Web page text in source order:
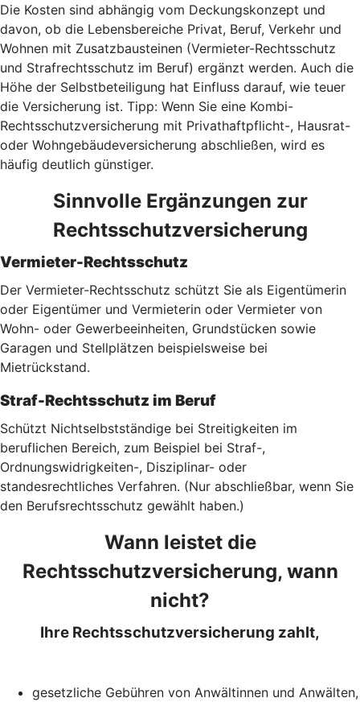
Die Kosten sind abhängig vom Deckungskonzept und
davon, ob die Lebensbereiche Privat, Beruf, Verkehr und
Wohnen mit Zusatzbausteinen (Vermieter-Rechtsschutz
und Strafrechtsschutz im Beruf) ergänzt werden. Auch die
Höhe der Selbstbeteiligung hat Einfluss darauf, wie teuer
die Versicherung ist. Tipp: Wenn Sie eine Kombi-
Rechtsschutzversicherung mit Privathaftpflicht-, Hausrat-
oder Wohngebäudeversicherung abschließen, wird es
häufig deutlich günstiger.
Sinnvolle Ergänzungen zur
Rechtsschutzversicherung
Vermieter-Rechtsschutz
Der Vermieter-Rechtsschutz schützt Sie als Eigentümerin
oder Eigentümer und Vermieterin oder Vermieter von
Wohn- oder Gewerbeeinheiten, Grundstücken sowie
Garagen und Stellplätzen beispielsweise bei
Mietrückstand.
Straf-Rechtsschutz im Beruf
Schützt Nichtselbstständige bei Streitigkeiten im
beruflichen Bereich, zum Beispiel bei Straf-,
Ordnungswidrigkeiten-, Disziplinar- oder
standesrechtliches Verfahren. (Nur abschließbar, wenn Sie
den Berufsrechtsschutz gewählt haben.)
Wann leistet die
Rechtsschutzversicherung, wann
nicht?
Ihre Rechtsschutzversicherung zahlt,
gesetzliche Gebühren von Anwältinnen und Anwälten,